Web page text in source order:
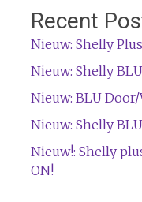
Recent
Nieuw: Shelly
Nieuw: Shelly
Nieuw: BLU
Nieuw: Shelly
Nieuw!: Shelly
ON!